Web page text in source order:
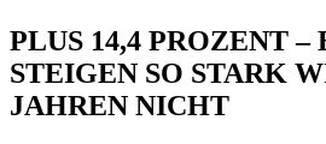
PLUS 14,4 PROZENT –
STEIGEN SO STARK
JAHREN NICHT